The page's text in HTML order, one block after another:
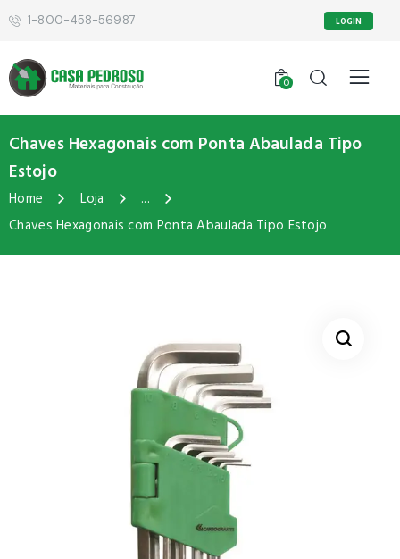
1-800-458-56987 LOGIN
0
Chaves Hexagonais com Ponta Abaulada Tipo
Estojo
Home Loja
...
Chaves Hexagonais com Ponta Abaulada Tipo Estojo